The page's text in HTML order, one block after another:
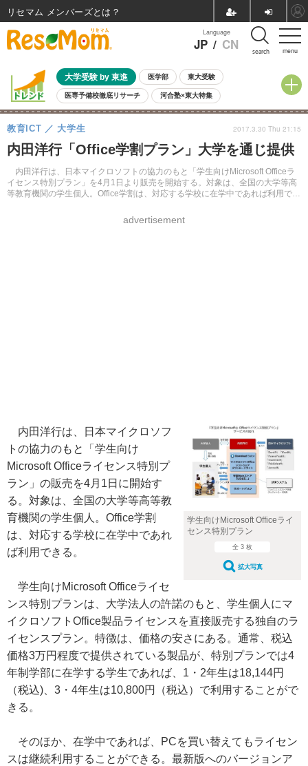
menu
Language
JP / CN search
大学受験 by 東進 医学部 東大受験
医専予備校徹底リサーチ 河合塾×東大特集
親子で考える大学選び 高校受験 中学受験 小学校受験
共通テスト 夏休み
8月開催イベント・WS 全国公立高校 過去問 人気記事
自由研究教材（小学生向け） 自由研究教材（中学生向け） ランキング
内田洋行「Office学割プラン」大学を通じ提供
内田洋行は、日本マイクロソフトの協力のもと「学生向けMicrosoft Officeラ
イセンス特別プラン」を4月1日より販売を開始する。対象は、全国の大学等高
等教育機関の学生個人。Office学割は、対応する学校に在学中であれば利用でき
教育ICT 大学生
advertisement
2017.3.30 Thu 21:15
学生向けMicrosoft Officeライ
センス特別プラン
全 3 枚
拡大写真
内田洋行は、日本マイクロソフ
トの協力のもと「学生向け
Microsoft Officeライセンス特別プ
ラン」の販売を4月1日に開始す
る。対象は、全国の大学等高等教
育機関の学生個人。Office学割
は、対応する学校に在学中であれ
ば利用できる。
学生向けMicrosoft Officeライセ
ンス特別プランは、大学法人の許諾のもと、学生個人にマ
イクロソフトOffice製品ライセンスを直接販売する独自のラ
イセンスプラン。特徴は、価格の安さにある。通常、税込
価格3万円程度で提供されている製品が、特別プランでは4
年制学部に在学する学生であれば、1・2年生は18,144円
（税込)、3・4年生は10,800円（税込）で利用することがで
きる。
そのほか、在学中であれば、PCを買い替えてもライセン
スは継続利用することができる。最新版へのバージョンア
リセマム メンバーズ